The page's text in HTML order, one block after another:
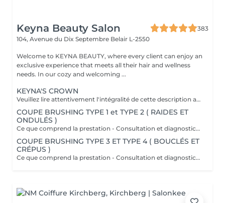
Keyna Beauty Salon
383
104, Avenue du Dix Septembre Belair L-2550
Welcome to KEYNA BEAUTY, where every client can enjoy an
exclusive experience that meets all their hair and wellness
needs. In our cozy and welcoming ...
KEYNA'S CROWN
Veuillez lire attentivement l'intégralité de cette description avant de prendre votre rendez-vous. En procédant à une réservation, vous acceptez l'intégralité de ces conditions. Aucune réclamation ne sera recevable en cas de non-respect des conditions. Important: les cheveux doivent être propres à 100 %, complètement secs et dépourvus de tout produit. Ils doivent être détachés, non tressés, sans attache, chignon ou noeuds. Yasmine, notre experte boucles, débute toujours par une coupe à sec adaptée à l'état de vos cheveux afin de mettre en valeur chaque boucle avec précision. Cette coupe vise à raviver votre style et à apporter du dynamisme à votre chevelure, tout en offrant une coiffure facile à entretenir les jours où vous préférez un styling minimal. Au fur et à mesure que vos cheveux sèchent, vos boucles se reposent naturellement et scintillent. Ce que comprend la prestation - Consultation et diagnostic personnalisés des cheveux et de leur type - Bain nourrissant et revitalisant - Masque nourrissant et hydratant - Soin sans rinçage - Soin de fixation des boucles (définition des boucles) Séchage et mise en forme: - Séchage avec diffuseur - Mise en forme des cheveux - Vérification de la coupe sur cheveux secs - Conseils pratiques pour maîtriser le coiffage à domicile - Recommandations personnalisées sur les produits adaptés à votre type de cheveux Toute arrivée retardée de 15-30 minutes ou plus entraînera l'annulation automatique du rendez-vous.
COUPE BRUSHING TYPE 1 et TYPE 2 ( RAIDES ET
ONDULÉS )
Ce que comprend la prestation - Consultation et diagnostic personnalisés des cheveux - Shampooing adapté aux besoin du Cheveu - Masque nourrissant et hydratant - Protection chaleur - Coupe - Brushing et mis en forme - Fixateur ou serum Toute arrivée retardée de 15-30 minutes ou plus entraînera l'annulation automatique du rendez-vous.
COUPE BRUSHING TYPE 3 ET TYPE 4 ( BOUCLÉS ET
CRÉPUS )
Ce que comprend la prestation - Consultation et diagnostic personnalisés des cheveux - Shampooing adapté aux besoin du Cheveu - Masque nourrissant et hydratant - Protection chaleur - Coupe - Brushing et mis en forme - Fixateur ou serum Toute arrivée retardée de 15-30 minutes ou plus entraînera l'annulation automatique du rendez-vous.